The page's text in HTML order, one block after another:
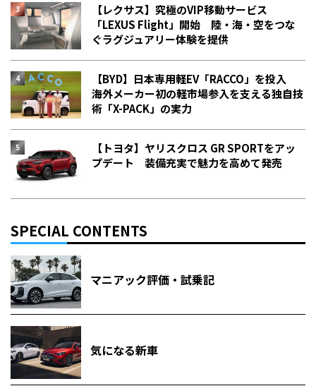
【レクサス】究極のVIP移動サービス
「LEXUS Flight」開始 陸・海・空をつな
ぐラグジュアリー体験を提供
【BYD】日本専用軽EV「RACCO」を投入
海外メーカー初の軽市場参入を支える独自技
術「X-PACK」の実力
【トヨタ】ヤリスクロス GR SPORTをアッ
プデート 装備充実で魅力を高めて発売
SPECIAL CONTENTS
マニアック評価・試乗記
気になる新車